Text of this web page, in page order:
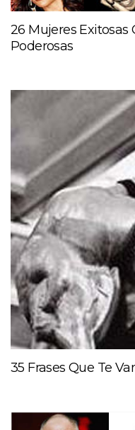
26 Mujeres Exitosas
Poderosas
35 Frases Que Te